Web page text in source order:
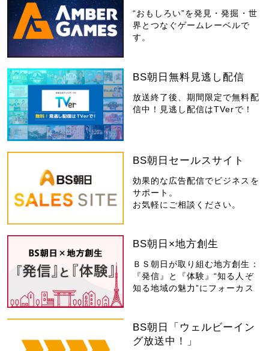
“おもしろい”を発見・発掘・世
界とつなぐゲームレーベルで
す。
BS朝日無料見逃し配信
放送終了後、期間限定で無料配
信中！見逃し配信はTVerで！
BS朝日セールスサイト
効果的な広告配信でビジネスを
サポート。
お気軽にご相談ください。
BS朝日×地方創生
ＢＳ朝日が取り組む地方創生：
『発信』と『体験』“知る人ぞ
知る地域の魅力”にフォーカス
BS朝日「ウェルビーイン
グ放送中！」